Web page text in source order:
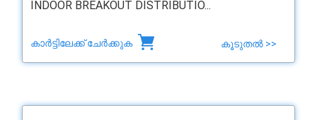
INDOOR BREAKOUT DISTRIBUTIO...
കാർട്ടിലേക്ക് ചേർക്കുക കൂടുതൽ >>